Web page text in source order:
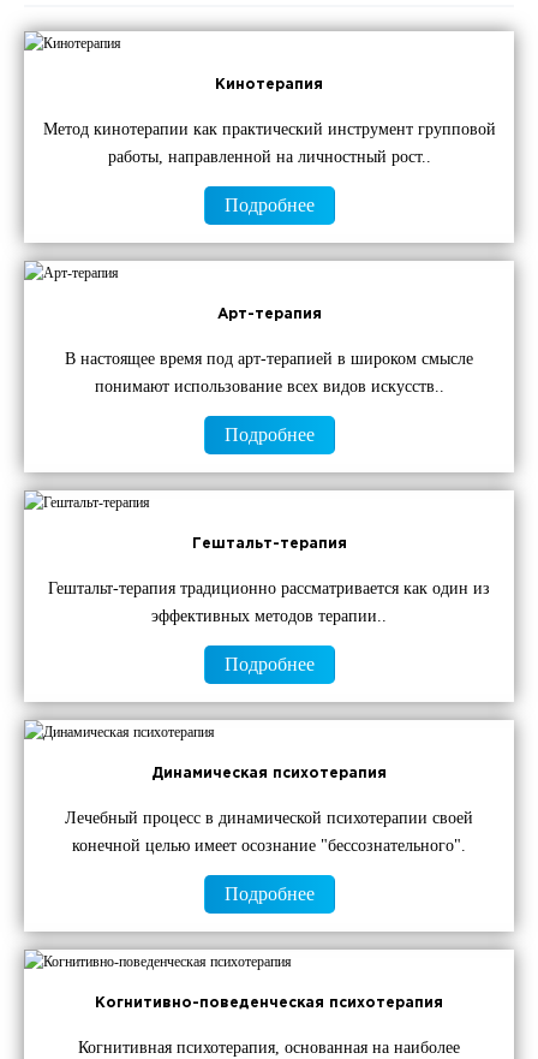
Кинотерапия
Метод кинотерапии как практический инструмент групповой
работы, направленной на личностный рост..
Подробнее
Арт-терапия
В настоящее время под арт-терапией в широком смысле
понимают использование всех видов искусств..
Подробнее
Гештальт-терапия
Гештальт-терапия традиционно рассматривается как один из
эффективных методов терапии..
Подробнее
Динамическая психотерапия
Лечебный процесс в динамической психотерапии своей
конечной целью имеет осознание "бессознательного".
Подробнее
Когнитивно-поведенческая психотерапия
Когнитивная психотерапия, основанная на наиболее
Я даю согласие на
ОТПРАВИТЬ
Я даю согласие на